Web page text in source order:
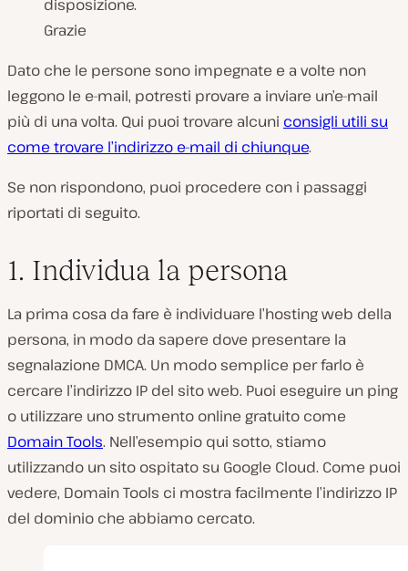
disposizione.
Grazie
Dato che le persone sono impegnate e a volte non
leggono le e-mail, potresti provare a inviare un’e-mail
più di una volta. Qui puoi trovare alcuni consigli utili su
come trovare l’indirizzo e-mail di chiunque.
Se non rispondono, puoi procedere con i passaggi
riportati di seguito.
1. Individua la persona
La prima cosa da fare è individuare l’hosting web della
persona, in modo da sapere dove presentare la
segnalazione DMCA. Un modo semplice per farlo è
cercare l’indirizzo IP del sito web. Puoi eseguire un ping
o utilizzare uno strumento online gratuito come
Domain Tools. Nell’esempio qui sotto, stiamo
utilizzando un sito ospitato su Google Cloud. Come puoi
vedere, Domain Tools ci mostra facilmente l’indirizzo IP
del dominio che abbiamo cercato.